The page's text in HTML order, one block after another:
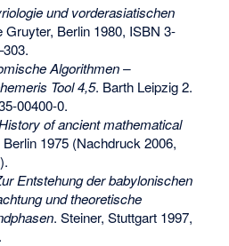
und vorderasiatischen
Gruyter, Berlin 1980, ISBN 3-
Algorithmen –
Tool 4,5. Barth Leipzig 2.
00400-0.
of ancient mathematical
1975 (Nachdruck 2006,
).
Entstehung der babylonischen
und theoretische
. Steiner, Stuttgart 1997,